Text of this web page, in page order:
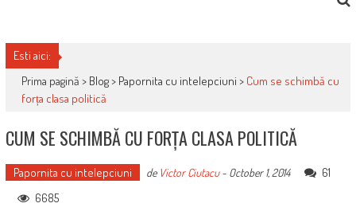
Esti aici:
Prima pagină > Blog> Papornita cu intelepciuni > Cum se schimbă cu
forța clasa politică
CUM SE SCHIMBĂ CU FORȚA CLASA POLITICĂ
Papornita cu intelepciuni de Victor Ciutacu- October 1, 2014
61
6685